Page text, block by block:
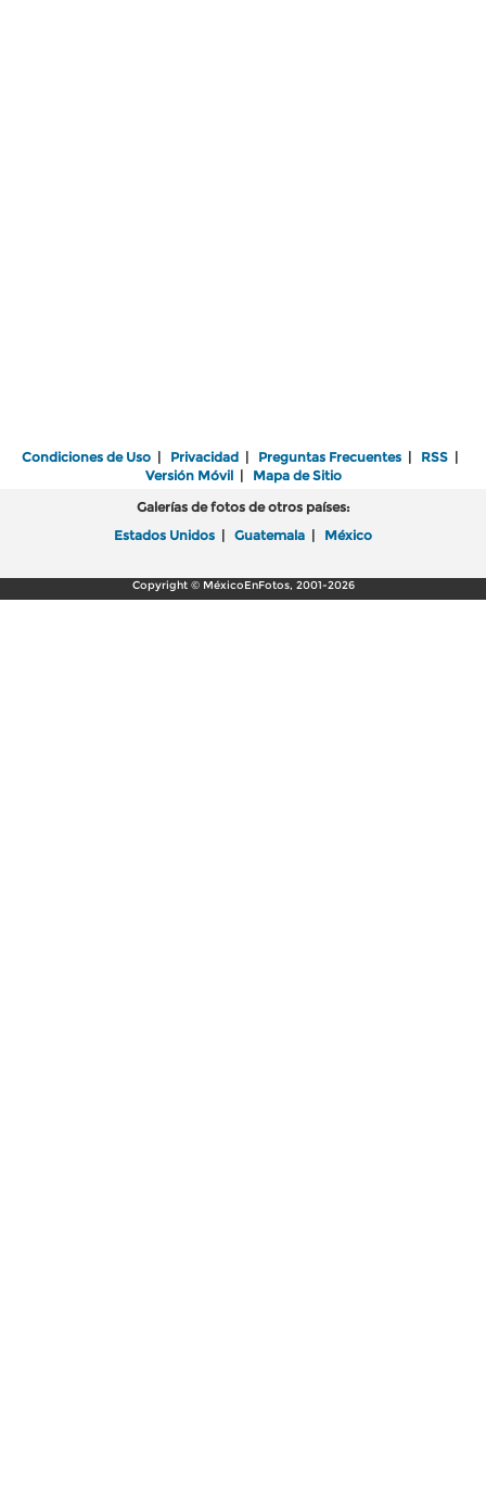
Condiciones de Uso | Privacidad | Preguntas Frecuentes | RSS |
Versión Móvil| Mapa de Sitio
Galerías de fotos de otros países:
Estados Unidos | Guatemala | México
Copyright © MéxicoEnFotos, 2001-2026